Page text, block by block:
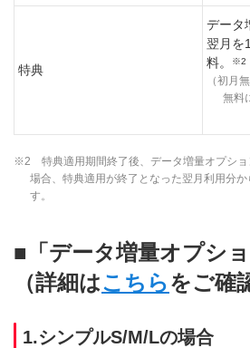
特典
データ
翌月を
料。
※2
（初月
無料
※2 特典適用期間終了後、データ増量オプショ
場合、特典適用が終了となった翌月利用分
す。
■「データ増量オプシ
（詳細はこちらをご確
1.シンプルS/M/Lの場合